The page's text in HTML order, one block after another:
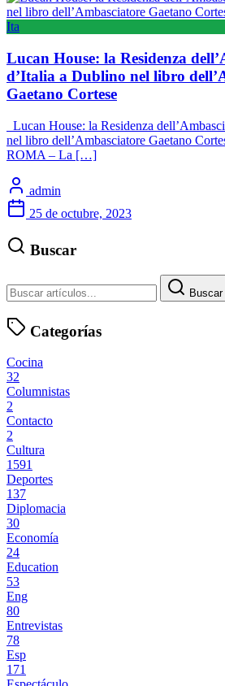
Ita
Lucan House: la Residenza
d’Italia a Dublino nel libro
Gaetano Cortese
Lucan House: la Residenza
nel libro dell’Ambasciatore Gaetano
ROMA – La […]
admin
25 de octubre, 2023
Buscar
Buscar
Categorías
Cocina
32
Columnistas
2
Contacto
2
Cultura
1591
Deportes
137
Diplomacia
30
Economía
24
Education
53
Eng
80
Entrevistas
78
Esp
171